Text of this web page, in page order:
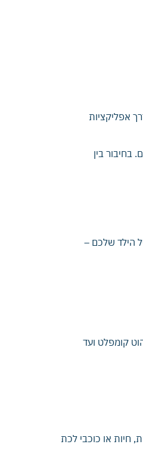
אפליקציות
הילדים. בחיבור בין
הילד שלכם –
קומפלט ועד
חיות או כוכבי לכת